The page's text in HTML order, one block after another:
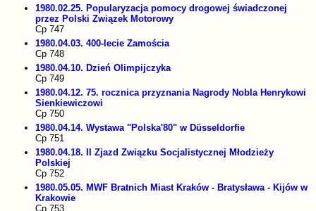
1980.02.25. Popularyzacja pomocy drogowej świadczonej
przez Polski Związek Motorowy
Cp 747
1980.04.03. 400-lecie Zamościa
Cp 748
1980.04.10. Dzień Olimpijczyka
Cp 749
1980.04.12. 75. rocznica przyznania Nagrody Nobla Henrykowi
Sienkiewiczowi
Cp 750
1980.04.14. Wystawa "Polska'80" w Düsseldorfie
Cp 751
1980.04.18. II Zjazd Związku Socjalistycznej Młodzieży
Polskiej
Cp 752
1980.05.05. MWF Bratnich Miast Kraków - Bratysława - Kijów w
Krakowie
Cp 753